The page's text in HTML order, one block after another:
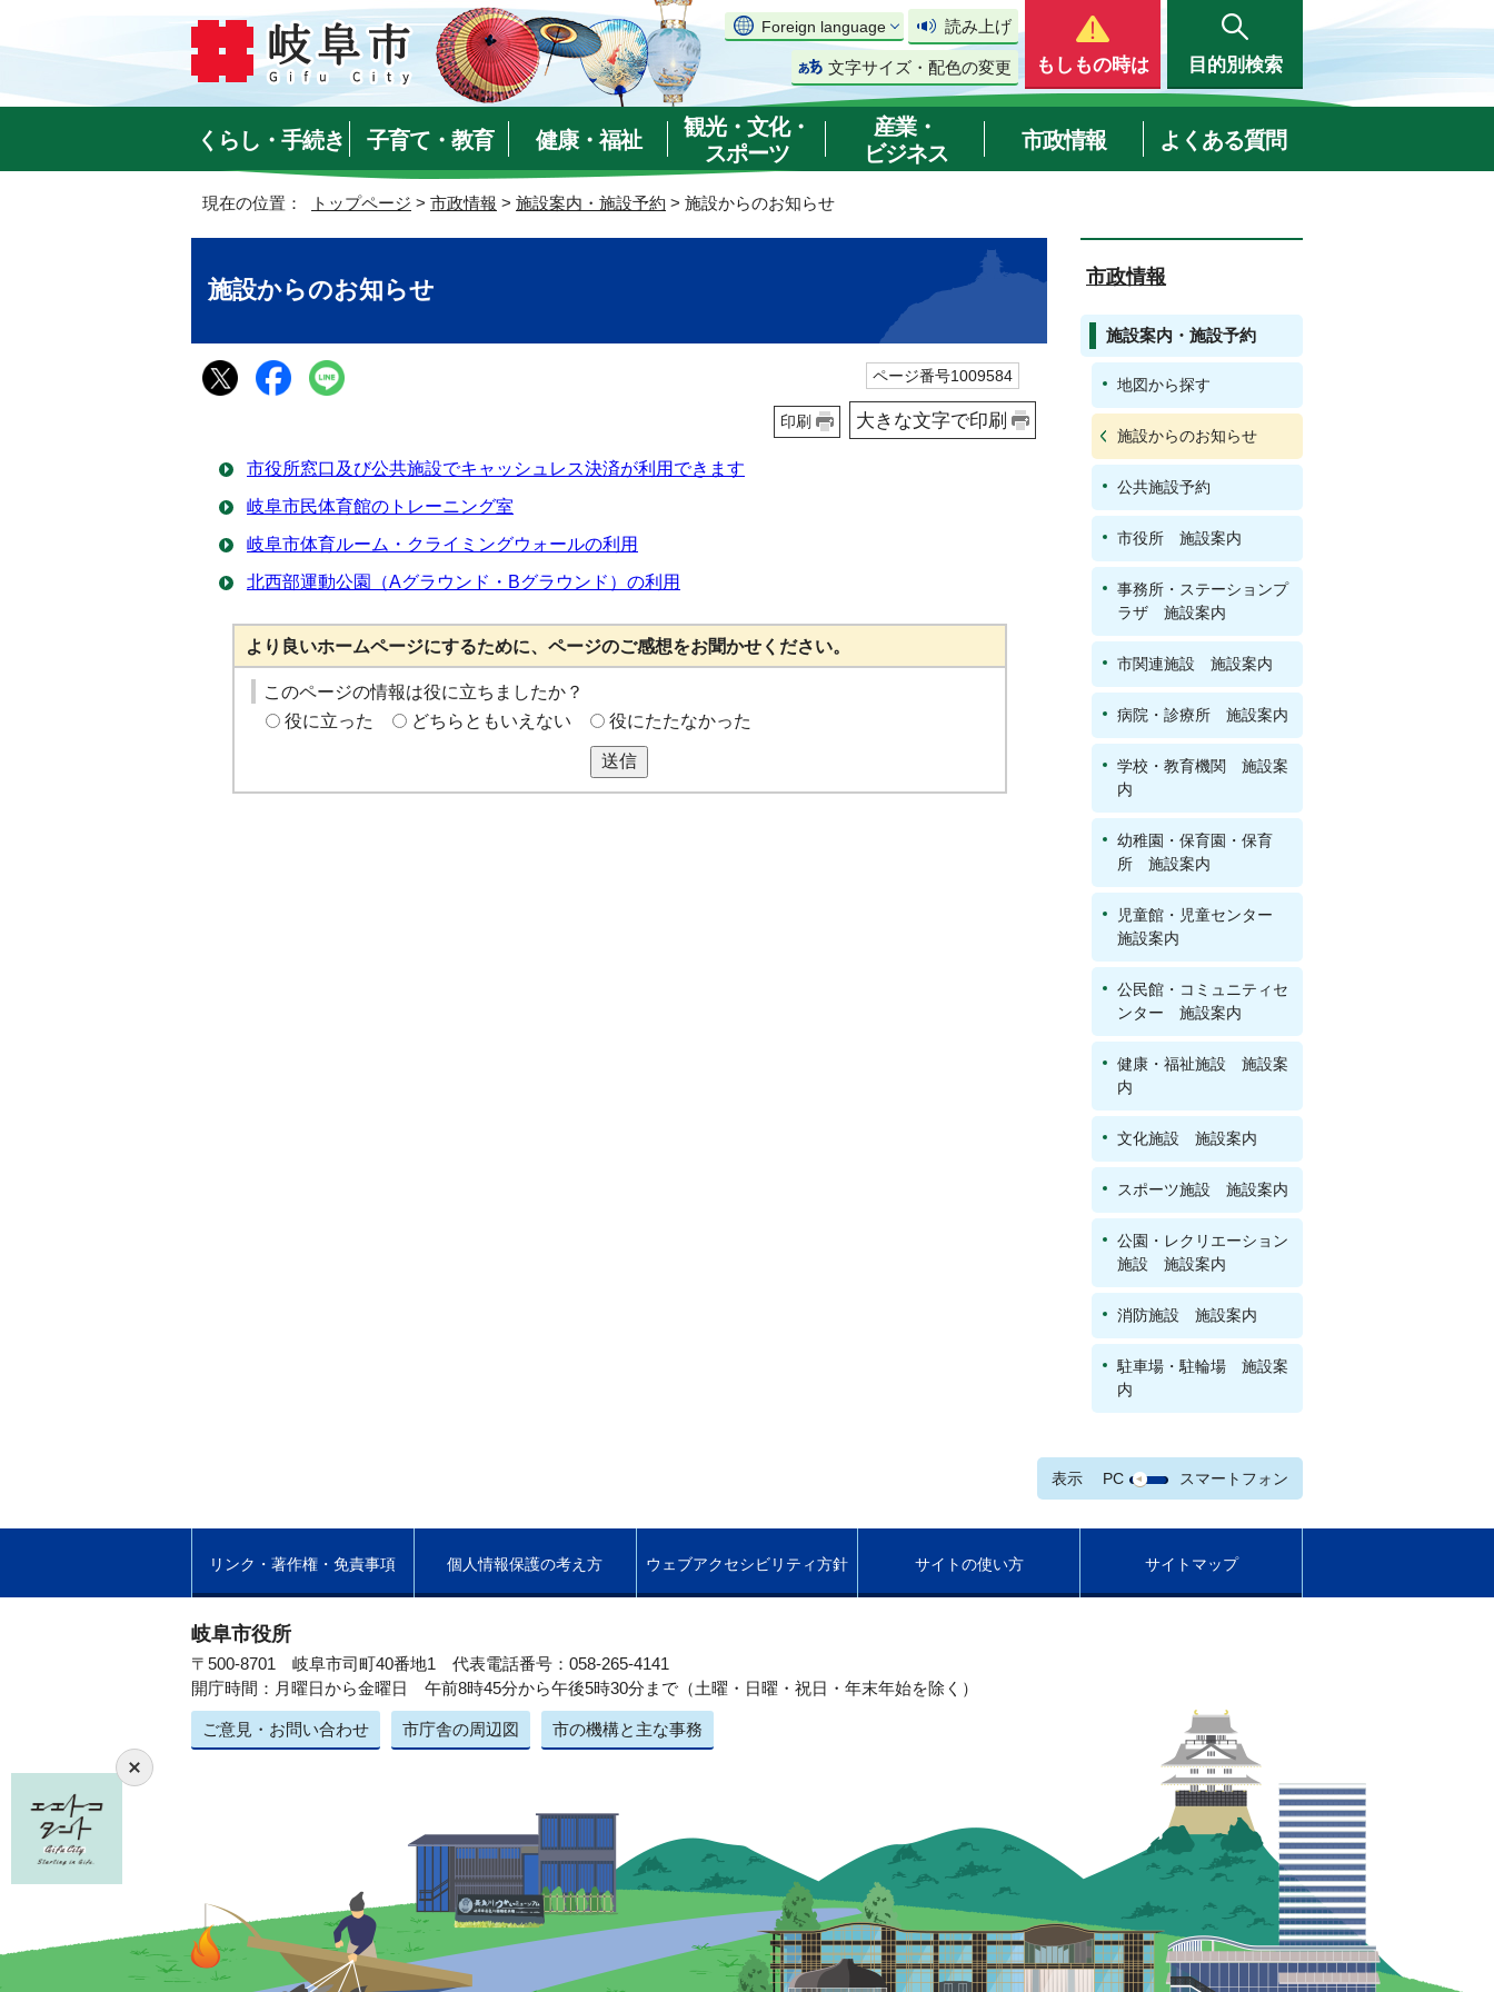
Foreign language 読み上げ
文字サイズ・配色の変更 もしもの時は 目的別検索
くらし・手続き 子育て・教育 健康・福祉
観光・文化・
スポーツ
産業・
ビジネス
市政情報 よくある質問
現在の位置： トップページ > 市政情報 > 施設案内・施設予約 > 施設からのお知らせ
施設からのお知らせ
ページ番号1009584
印刷 大きな文字で印刷
市役所窓口及び公共施設でキャッシュレス決済が利用できます
岐阜市民体育館のトレーニング室
岐阜市体育ルーム・クライミングウォールの利用
北西部運動公園（Aグラウンド・Bグラウンド）の利用
より良いホームページにするために、ページのご感想をお聞かせください。
このページの情報は役に立ちましたか？
役に立った
どちらともいえない 役にたたなかった
送信
市政情報
施設案内・施設予約
地図から探す
施設からのお知らせ
公共施設予約
市役所 施設案内
事務所・ステーションプ
ラザ 施設案内
市関連施設 施設案内
病院・診療所 施設案内
学校・教育機関 施設案
内
幼稚園・保育園・保育
所 施設案内
児童館・児童センター
施設案内
公民館・コミュニティセ
ンター 施設案内
健康・福祉施設 施設案
内
文化施設 施設案内
スポーツ施設 施設案内
公園・レクリエーション
施設 施設案内
消防施設 施設案内
駐車場・駐輪場 施設案
内
表示 PC スマートフォン
リンク・著作権・免責事項 個人情報保護の考え方 ウェブアクセシビリティ方針 サイトの使い方 サイトマップ
岐阜市役所
〒500-8701 岐阜市司町40番地1 代表電話番号：058-265-4141
開庁時間：月曜日から金曜日 午前8時45分から午後5時30分まで（土曜・日曜・祝日・年末年始を除く）
ご意見・お問い合わせ 市庁舎の周辺図 市の機構と主な事務